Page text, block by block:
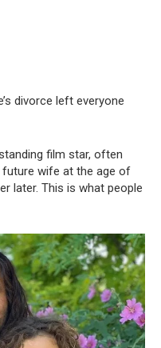
divorce left everyone
film star, often
future wife at the age of
later. This is what people